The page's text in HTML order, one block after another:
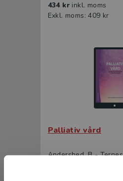
434 kr inkl. moms
Exkl. moms: 409 kr
Palliativ vård
Andershed, B -